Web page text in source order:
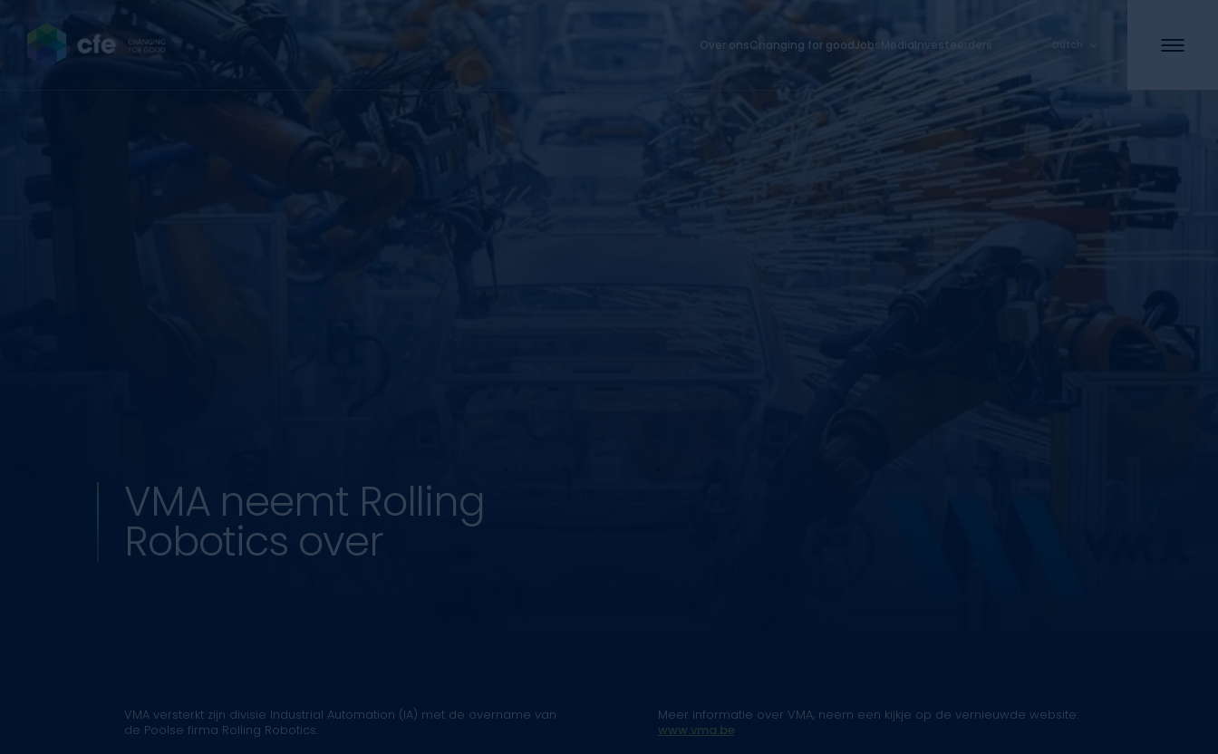
Over onsChanging for goodJobs MediaInvesteerders Dutch
VMA neemt Rolling
Robotics over
VMA versterkt zijn divisie Industrial Automation (IA) met de overname van
de Poolse firma Rolling Robotics.
Meer informatie over VMA, neem een kijkje op de vernieuwde website:
www.vma.be